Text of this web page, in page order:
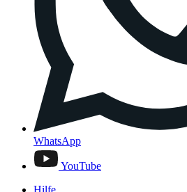
WhatsApp
YouTube